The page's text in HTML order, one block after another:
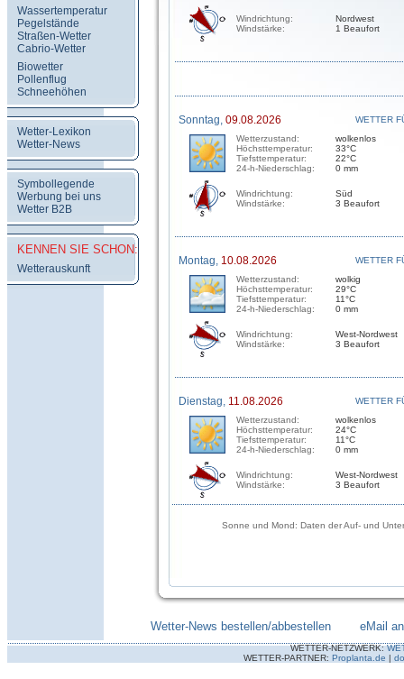
Wassertemperatur
Pegelstände
Straßen-Wetter
Cabrio-Wetter
Biowetter
Pollenflug
Schneehöhen
Wetter-Lexikon
Wetter-News
Symbollegende
Werbung bei uns
Wetter B2B
KENNEN SIE SCHON:
Wetterauskunft
Windrichtung:
Windstärke:
Nordwest
1 Beaufort
Sonntag, 09.08.2026
WETTER
Wetterzustand:
Höchsttemperatur:
Tiefsttemperatur:
24-h-Niederschlag:
wolkenlos
33°C
22°C
0 mm
Windrichtung:
Windstärke:
Süd
3 Beaufort
Montag, 10.08.2026
WETTER
Wetterzustand:
Höchsttemperatur:
Tiefsttemperatur:
24-h-Niederschlag:
wolkig
29°C
11°C
0 mm
Windrichtung:
Windstärke:
West-Nordwest
3 Beaufort
Dienstag, 11.08.2026
WETTER
Wetterzustand:
Höchsttemperatur:
Tiefsttemperatur:
24-h-Niederschlag:
wolkenlos
24°C
11°C
0 mm
Windrichtung:
Windstärke:
West-Nordwest
3 Beaufort
Sonne und Mond: Daten der Auf- und
Wetter-News bestellen/abbestellen eMail
WETTER-NETZWERK:
WETTER-PARTNER: Proplanta.de |